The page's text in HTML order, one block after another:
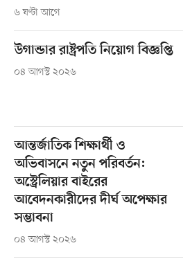
৬ ঘণ্টা আগে
উগান্ডার রাষ্ট্রপতি নিয়োগ বিজ্ঞপ্তি
০৪ আগস্ট ২০২৬
আন্তর্জাতিক শিক্ষার্থী ও
অভিবাসনে নতুন পরিবর্তন:
অস্ট্রেলিয়ার বাইরের
আবেদনকারীদের দীর্ঘ অপেক্ষার
সম্ভাবনা
০৪ আগস্ট ২০২৬